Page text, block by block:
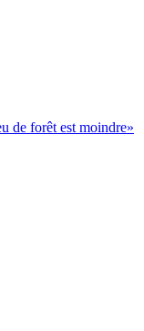
de forêt est moindre»